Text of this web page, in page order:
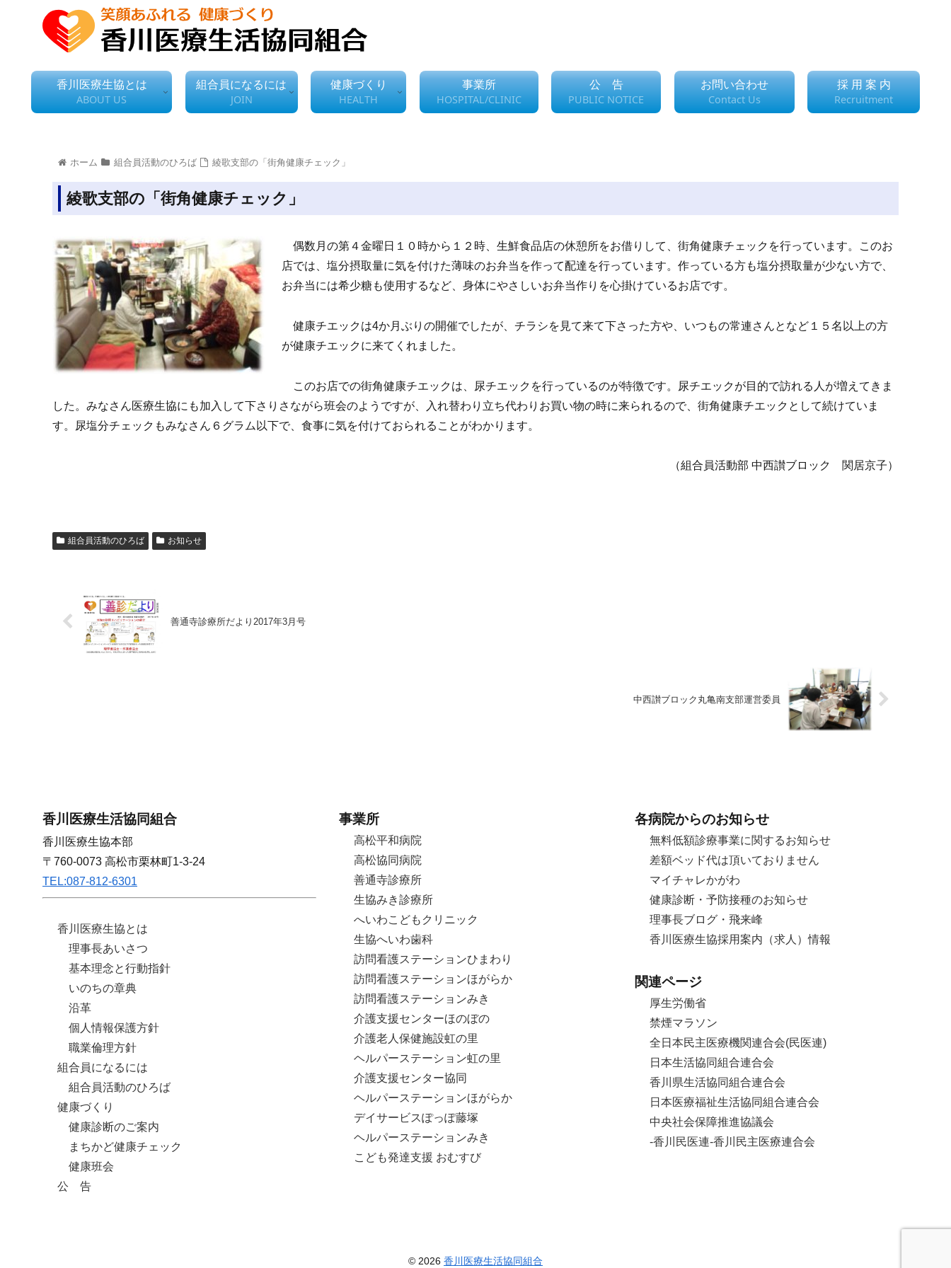
香川医療生協とは
ABOUT US
組合員になるには
JOIN
健康づくり
HEALTH
事業所
HOSPITAL/CLINIC
公 告
PUBLIC NOTICE
お問い合わせ
Contact Us
採 用 案 内
Recruitment
ホーム 組合員活動のひろば 綾歌支部の「街角健康チェック」
綾歌支部の「街角健康チェック」
偶数月の第４金曜日１０時から１２時、生鮮食品店の休憩所をお借りして、街角健康チェックを行っています。このお
店では、塩分摂取量に気を付けた薄味のお弁当を作って配達を行っています。作っている方も塩分摂取量が少ない方で、
お弁当には希少糖も使用するなど、身体にやさしいお弁当作りを心掛けているお店です。
健康チエックは4か月ぶりの開催でしたが、チラシを見て来て下さった方や、いつもの常連さんとなど１５名以上の方
が健康チエックに来てくれました。
このお店での街角健康チエックは、尿チエックを行っているのが特徴です。尿チエックが目的で訪れる人が増えてきま
した。みなさん医療生協にも加入して下さりさながら班会のようですが、入れ替わり立ち代わりお買い物の時に来られるので、街角健康チエックとして続けていま
す。尿塩分チェックもみなさん６グラム以下で、食事に気を付けておられることがわかります。
（組合員活動部 中西讃ブロック 関居京子）
組合員活動のひろば お知らせ
善通寺診療所だより2017年3月号
中西讃ブロック丸亀南支部運営委員
香川医療生活協同組合
香川医療生協本部
〒760-0073 高松市栗林町1-3-24
TEL:087-812-6301
香川医療生協とは
理事長あいさつ
基本理念と行動指針
いのちの章典
沿革
個人情報保護方針
職業倫理方針
組合員になるには
組合員活動のひろば
健康づくり
健康診断のご案内
まちかど健康チェック
健康班会
公 告
事業所
高松平和病院
高松協同病院
善通寺診療所
生協みき診療所
へいわこどもクリニック
生協へいわ歯科
訪問看護ステーションひまわり
訪問看護ステーションほがらか
訪問看護ステーションみき
介護支援センターほのぼの
介護老人保健施設虹の里
ヘルパーステーション虹の里
介護支援センター協同
ヘルパーステーションほがらか
デイサービスぽっぽ藤塚
ヘルパーステーションみき
こども発達支援 おむすび
各病院からのお知らせ
無料低額診療事業に関するお知らせ
差額ベッド代は頂いておりません
マイチャレかがわ
健康診断・予防接種のお知らせ
理事長ブログ・飛来峰
香川医療生協採用案内（求人）情報
関連ページ
厚生労働省
禁煙マラソン
全日本民主医療機関連合会(民医連)
日本生活協同組合連合会
香川県生活協同組合連合会
日本医療福祉生活協同組合連合会
中央社会保障推進協議会
-香川民医連-香川民主医療連合会
© 2026 香川医療生活協同組合